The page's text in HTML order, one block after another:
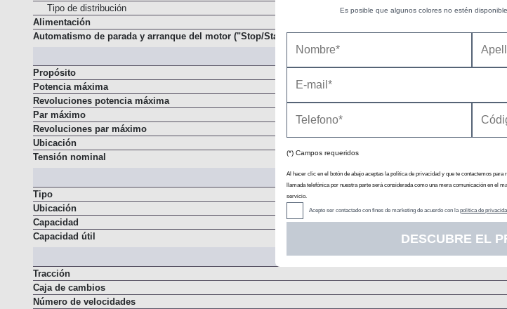
Es posible que algunos colores no estén
(*) Campos requeridos
Al hacer clic en el botón de abajo aceptas la política de privacidad y que te contactemos
llamada telefónica por nuestra parte será considerada como una mera comunicación en el
servicio.
Acepto ser contactado con fines de marketing de acuerdo con la política de
DESCUBRE EL
Tipo de distribución
Alimentación
Automatismo de parada y arranque del motor ("Stop/Start")
Motor Eléctrico 1
Propósito
Potencia máxima
Revoluciones potencia máxima
Par máximo
Revoluciones par máximo
Ubicación
Tensión nominal
Batería
Tipo
Ubicación
Capacidad
Capacidad útil
Transmisión
Tracción
Caja de cambios
Número de velocidades